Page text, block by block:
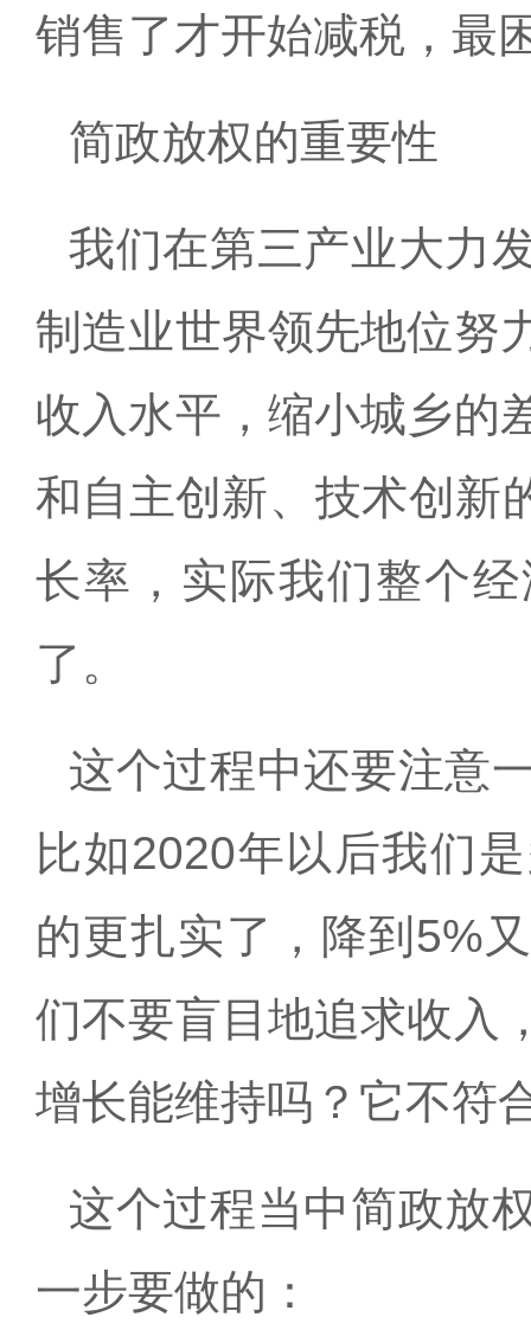
销售了才开始减税，最
简政放权的重要性
我们在第三产业大力
制造业世界领先地位努
收入水平，缩小城乡的
和自主创新、技术创新
长率，实际我们整个
了。
这个过程中还要注意
比如2020年以后我们
的更扎实了，降到 5%
们不要盲目地追求收入
增长能维持吗？它不符
这个过程当中简政放
一步要做的：